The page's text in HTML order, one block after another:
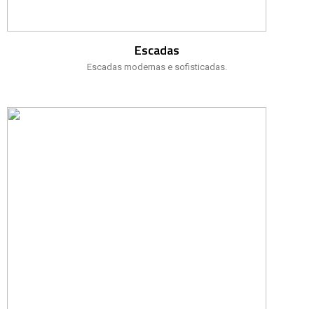
Escadas
Escadas modernas e sofisticadas.